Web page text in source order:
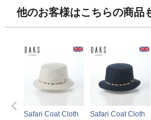
他のお客様はこちらの商品
Safari Coat Cloth
Safari Coat Cloth